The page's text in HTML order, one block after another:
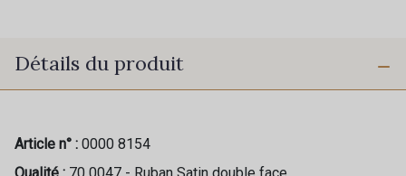
Détails du produit
Article n° : 0000 8154
Qualité : 70 0047 - Ruban Satin double face